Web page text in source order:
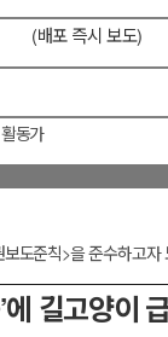
(배포 즉시 보도)
동가
도준칙>을 준수하고자
’에 길고양이